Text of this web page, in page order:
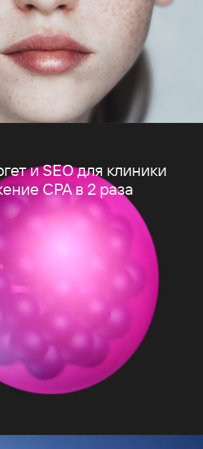
и SEO для клиники
CPA в 2 раза